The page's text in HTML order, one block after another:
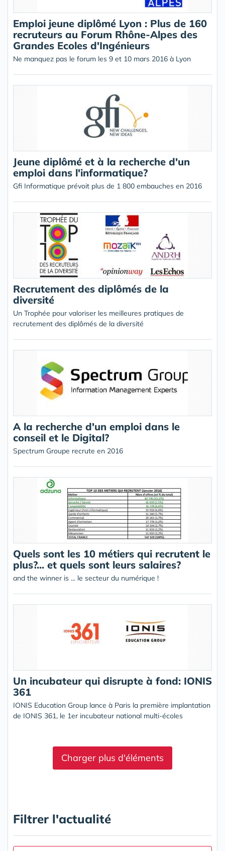
Emploi jeune diplômé Lyon : Plus de 160
recruteurs au Forum Rhône-Alpes des
Grandes Ecoles d'Ingénieurs
Ne manquez pas le forum les 9 et 10 mars 2016 à Lyon
Jeune diplômé et à la recherche d'un
emploi dans l'informatique?
Gfi Informatique prévoit plus de 1 800 embauches en 2016
Recrutement des diplômés de la
diversité
Un Trophée pour valoriser les meilleures pratiques de
recrutement des diplômés de la diversité
A la recherche d'un emploi dans le
conseil et le Digital?
Spectrum Groupe recrute en 2016
Quels sont les 10 métiers qui recrutent le
plus?... et quels sont leurs salaires?
and the winner is ... le secteur du numérique !
Un incubateur qui disrupte à fond: IONIS
361
IONIS Education Group lance à Paris la première implantation
de IONIS 361, le 1er incubateur national multi-écoles
Charger plus d'éléments
Filtrer l'actualité